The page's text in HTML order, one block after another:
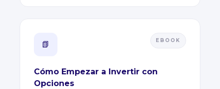
📗 EBOOK
Cómo Empezar a Invertir con
Opciones